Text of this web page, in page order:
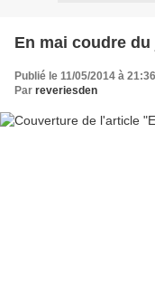
En mai coudre
Publié le 11/05/2014 à 21:36
Par reveriesden